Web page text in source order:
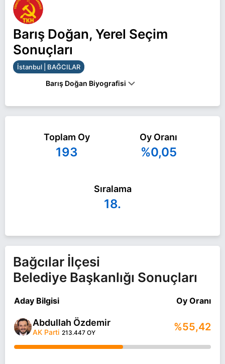
Barış Doğan, Yerel Seçim
Sonuçları
İstanbul | BAĞCILAR
Barış Doğan Biyografisi
adayı olarak TKH ile 31 Mart 2024 yerel
seçimlerinde yarışıyor. Barış Doğan ile ilgili daha
fazla bilgi için
Barış Doğan Haberlerisayfamızı
Toplam Oy
193
Oy Oranı
%0,05
Sıralama
18.
Bağcılar İlçesi
Belediye Başkanlığı Sonuçları
Aday Bilgisi Oy Oranı
Abdullah Özdemir
AK Parti 213.447 OY %55,42